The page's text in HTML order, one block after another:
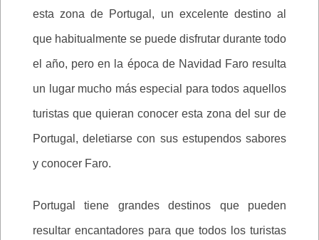
esta zona de Portugal, un excelente destino al
que habitualmente se puede disfrutar durante todo
el año, pero en la época de Navidad Faro resulta
un lugar mucho más especial para todos aquellos
turistas que quieran conocer esta zona del sur de
Portugal, deletiarse con sus estupendos sabores
y conocer Faro.
Portugal tiene grandes destinos que pueden
resultar encantadores para que todos los turistas